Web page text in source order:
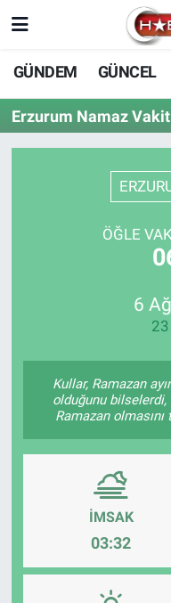
GÜNDEM GÜNCEL
Erzurum Namaz
ÖĞLE
6
Kullar, Ramazan
olduğunu bilselerdi,
Ramazan
İMSAK
03:32
Nöbetçi Eczaneler
Hava Durumu
Süper Lig Puan
Son Dakika